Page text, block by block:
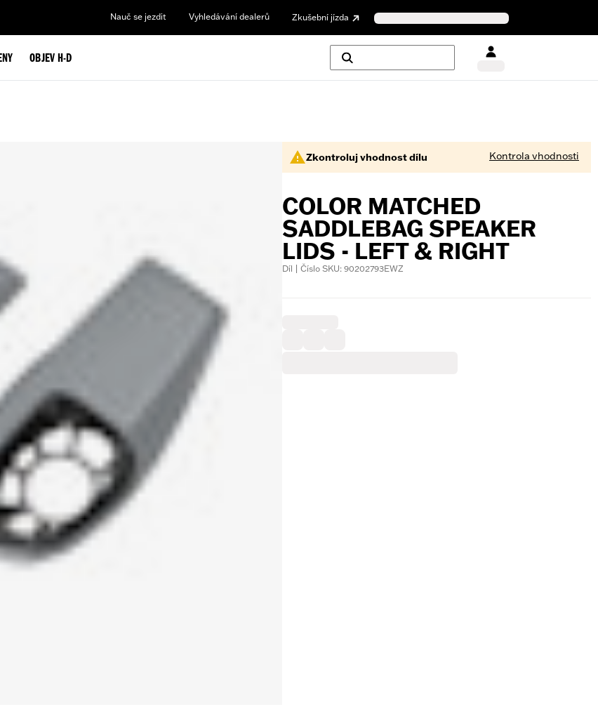
Nauč se jezdit Vyhledávání dealerů Zkušební jízda
OBJEV H-D
Zkontroluj vhodnost dílu Kontrola vhodnosti
COLOR MATCHED
SADDLEBAG SPEAKER
LIDS - LEFT & RIGHT
Díl | Číslo SKU: 90202793EWZ